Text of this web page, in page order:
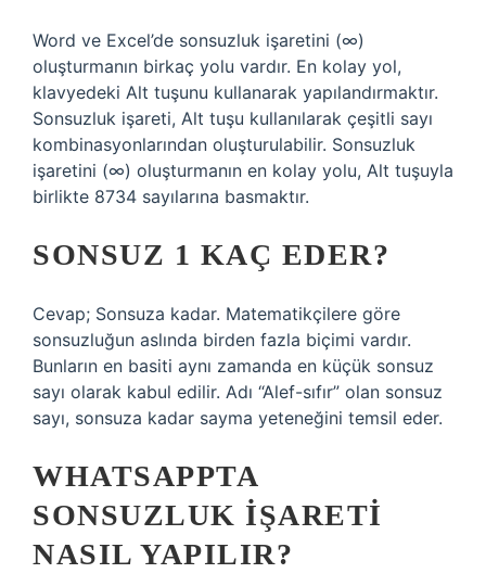
Word ve Excel’de sonsuzluk işaretini (∞)
oluşturmanın birkaç yolu vardır. En kolay yol,
klavyedeki Alt tuşunu kullanarak yapılandırmaktır.
Sonsuzluk işareti, Alt tuşu kullanılarak çeşitli sayı
kombinasyonlarından oluşturulabilir. Sonsuzluk
işaretini (∞) oluşturmanın en kolay yolu, Alt tuşuyla
birlikte 8734 sayılarına basmaktır.
SONSUZ 1 KAÇ EDER?
Cevap; Sonsuza kadar. Matematikçilere göre
sonsuzluğun aslında birden fazla biçimi vardır.
Bunların en basiti aynı zamanda en küçük sonsuz
sayı olarak kabul edilir. Adı “Alef-sıfır” olan sonsuz
sayı, sonsuza kadar sayma yeteneğini temsil eder.
WHATSAPPTA
SONSUZLUK IŞARETI
NASIL YAPILIR?